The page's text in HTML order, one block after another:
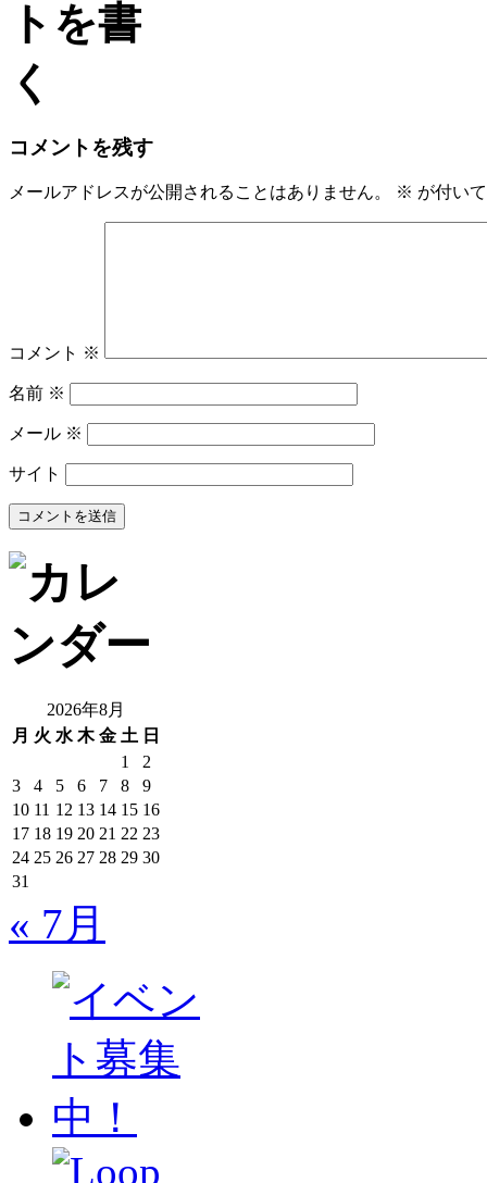
コメントを残す
メールアドレスが公開されることはありません。 ※ が付い
コメント ※
名前 ※
メール ※
サイト
2026年8月
月 火 水 木 金 土 日
1
2
3
4 5 6 7 8
9
10 11 12 13 14 15 16
17 18 19 20 21 22 23
24 25 26 27 28 29 30
31
« 7月